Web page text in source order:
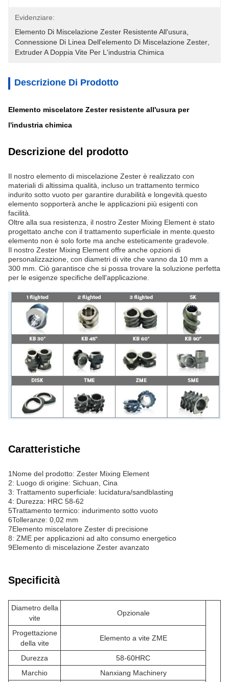
Evidenziare:
Elemento Di Miscelazione Zester Resistente All'usura
Connessione Di Linea Dell'elemento Di Miscelazione Zester
Extruder A Doppia Vite Per L'industria Chimica
Descrizione Di Prodotto
Elemento miscelatore Zester resistente all'usura per
l'industria chimica
Descrizione del prodotto
Il nostro elemento di miscelazione Zester è realizzato con
materiali di altissima qualità, incluso un trattamento termico
indurito sotto vuoto per garantire durabilità e longevità.questo
elemento sopporterà anche le applicazioni più esigenti con
facilità.
Oltre alla sua resistenza, il nostro Zester Mixing Element è stato
progettato anche con il trattamento superficiale in mente.questo
elemento non è solo forte ma anche esteticamente gradevole.
Il nostro Zester Mixing Element offre anche opzioni di
personalizzazione, con diametri di vite che vanno da 10 mm a
300 mm. Ciò garantisce che si possa trovare la soluzione perfetta
per le esigenze specifiche dell'applicazione.
Caratteristiche
1Nome del prodotto: Zester Mixing Element
2: Luogo di origine: Sichuan, Cina
3: Trattamento superficiale: lucidatura/sandblasting
4: Durezza: HRC 58-62
5Trattamento termico: indurimento sotto vuoto
6Tolleranze: 0,02 mm
7Elemento miscelatore Zester di precisione
8: ZME per applicazioni ad alto consumo energetico
9Elemento di miscelazione Zester avanzato
Specificità
Diametro della
vite
Opzionale
Progettazione
della vite
Elemento a vite ZME
Durezza
58-60HRC
Marchio
Nanxiang Machinery